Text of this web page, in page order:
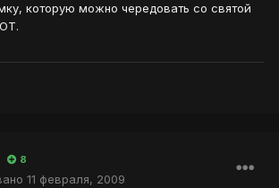
которую можно чередовать со святой
8
11 февраля, 2009